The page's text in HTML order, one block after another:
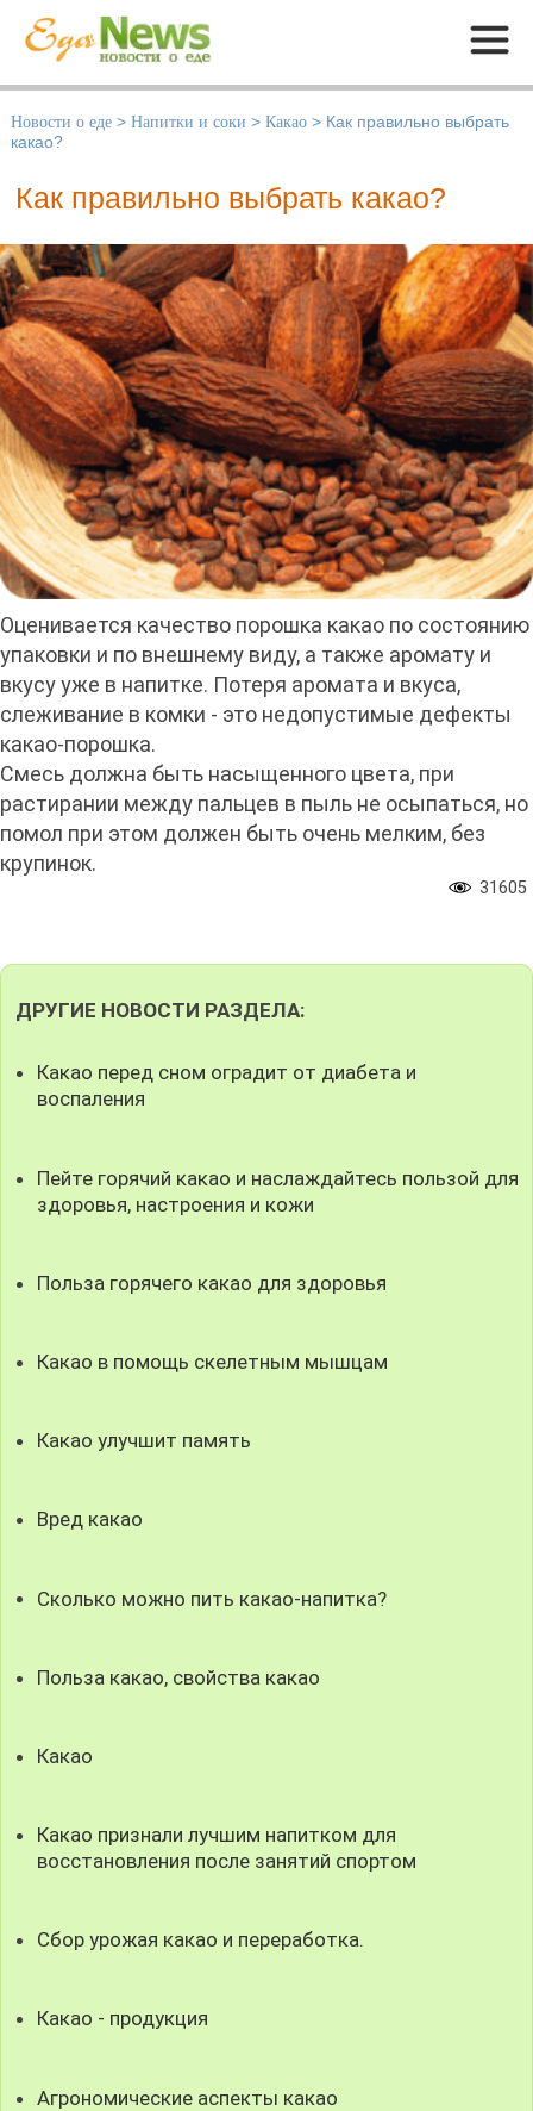
Меню
Новости о еде > Напитки и соки > Какао > Как правильно выбрать
какао?
Как правильно выбрать какао?
Оценивается качество порошка какао по состоянию
упаковки и по внешнему виду, а также аромату и
вкусу уже в напитке. Потеря аромата и вкуса,
слеживание в комки - это недопустимые дефекты
какао-порошка.
Смесь должна быть насыщенного цвета, при
растирании между пальцев в пыль не осыпаться, но
помол при этом должен быть очень мелким, без
крупинок.
31605
ДРУГИЕ НОВОСТИ РАЗДЕЛА:
Какао перед сном оградит от диабета и
воспаления
Пейте горячий какао и наслаждайтесь пользой для
здоровья, настроения и кожи
Польза горячего какао для здоровья
Какао в помощь скелетным мышцам
Какао улучшит память
Вред какао
Сколько можно пить какао-напитка?
Польза какао, свойства какао
Какао
Какао признали лучшим напитком для
восстановления после занятий спортом
Сбор урожая какао и переработка.
Какао - продукция
Агрономические аспекты какао